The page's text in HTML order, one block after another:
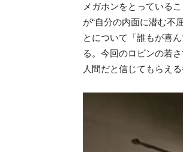
メガホンをとっている
が“自分の内面に潜む不
とについて「誰もが喜
る。今回のロビンの若
人間だと信じてもらえ